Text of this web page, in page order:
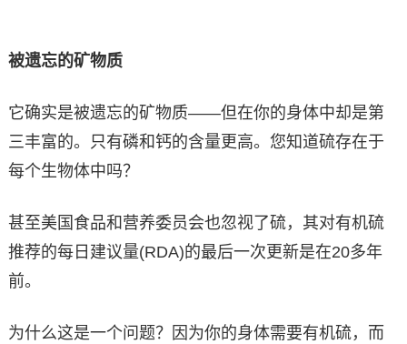
被遗忘的矿物质
它确实是被遗忘的矿物质——但在你的身体中却是第
三丰富的。只有磷和钙的含量更高。您知道硫存在于
每个生物体中吗？
甚至美国食品和营养委员会也忽视了硫，其对有机硫
推荐的每日建议量(RDA)的最后一次更新是在20多年
前。
为什么这是一个问题？因为你的身体需要有机硫，而